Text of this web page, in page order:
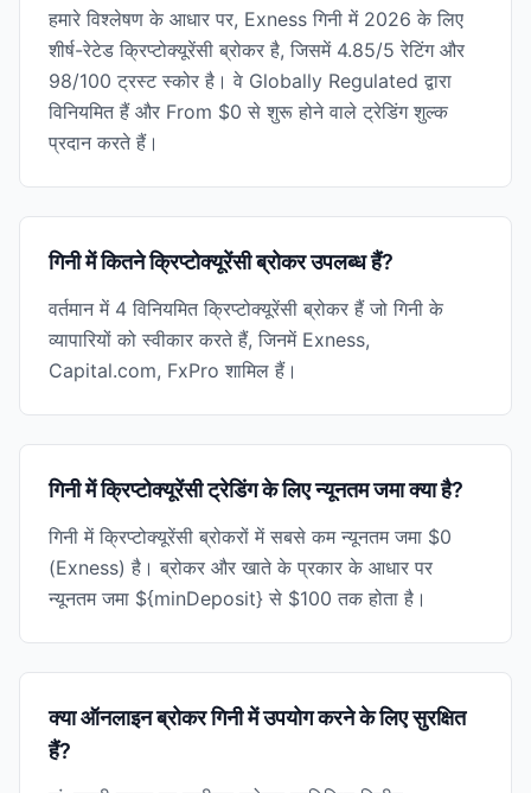
हमारे विश्लेषण के आधार पर, Exness गिनी में 2026 के लिए
शीर्ष-रेटेड क्रिप्टोक्यूरेंसी ब्रोकर है, जिसमें 4.85/5 रेटिंग और
98/100 ट्रस्ट स्कोर है। वे Globally Regulated द्वारा
विनियमित हैं और From $0 से शुरू होने वाले ट्रेडिंग शुल्क
प्रदान करते हैं।
गिनी में कितने क्रिप्टोक्यूरेंसी ब्रोकर उपलब्ध हैं?
वर्तमान में 4 विनियमित क्रिप्टोक्यूरेंसी ब्रोकर हैं जो गिनी के
व्यापारियों को स्वीकार करते हैं, जिनमें Exness,
Capital.com, FxPro शामिल हैं।
गिनी में क्रिप्टोक्यूरेंसी ट्रेडिंग के लिए न्यूनतम जमा क्या है?
गिनी में क्रिप्टोक्यूरेंसी ब्रोकरों में सबसे कम न्यूनतम जमा $0
(Exness) है। ब्रोकर और खाते के प्रकार के आधार पर
न्यूनतम जमा ${minDeposit} से $100 तक होता है।
क्या ऑनलाइन ब्रोकर गिनी में उपयोग करने के लिए सुरक्षित
हैं?